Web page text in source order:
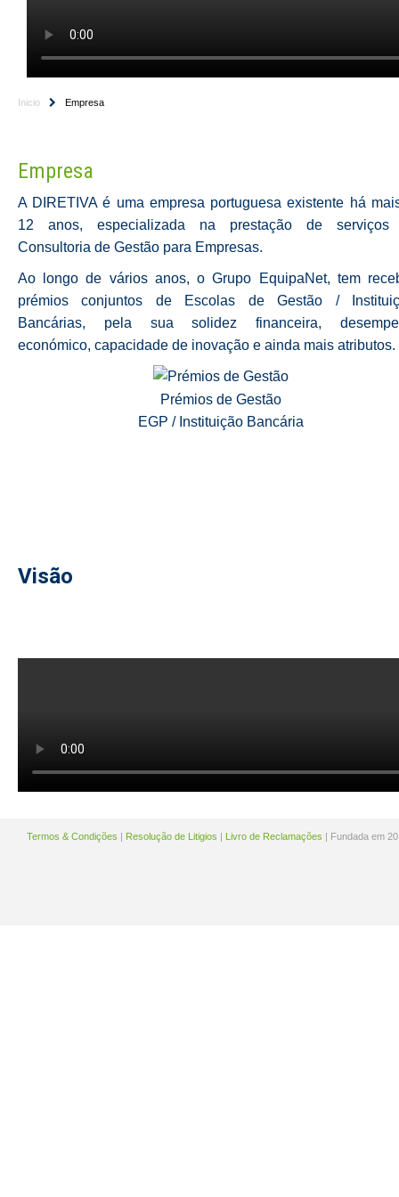
Inicio Empresa
Empresa
A DIRETIVA é uma empresa portuguesa existente há
12 anos, especializada na prestação de serviços
Consultoria de Gestão para Empresas.
Ao longo de vários anos, o Grupo EquipaNet, tem
prémios conjuntos de Escolas de Gestão /
Bancárias, pela sua solidez financeira,
económico, capacidade de inovação e ainda mais atributos.
Prémios de Gestão
EGP / Instituição Bancária
Visão
Termos & Condições | Resolução de Litigios | Livro de Reclamações | Fundada em